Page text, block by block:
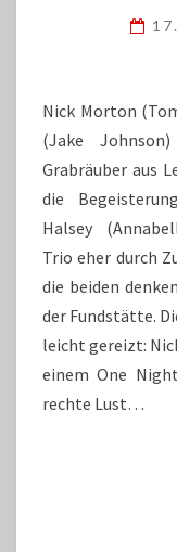
Nick Morton
(Jake
Grabräuber aus
die
Halsey
Trio eher durch
die beiden
der Fundstätte.
leicht gereizt:
einem One
rechte Lust…